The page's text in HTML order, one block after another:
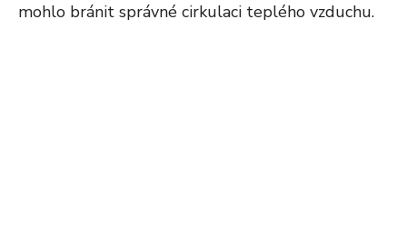
mohlo bránit správné cirkulaci teplého vzduchu.